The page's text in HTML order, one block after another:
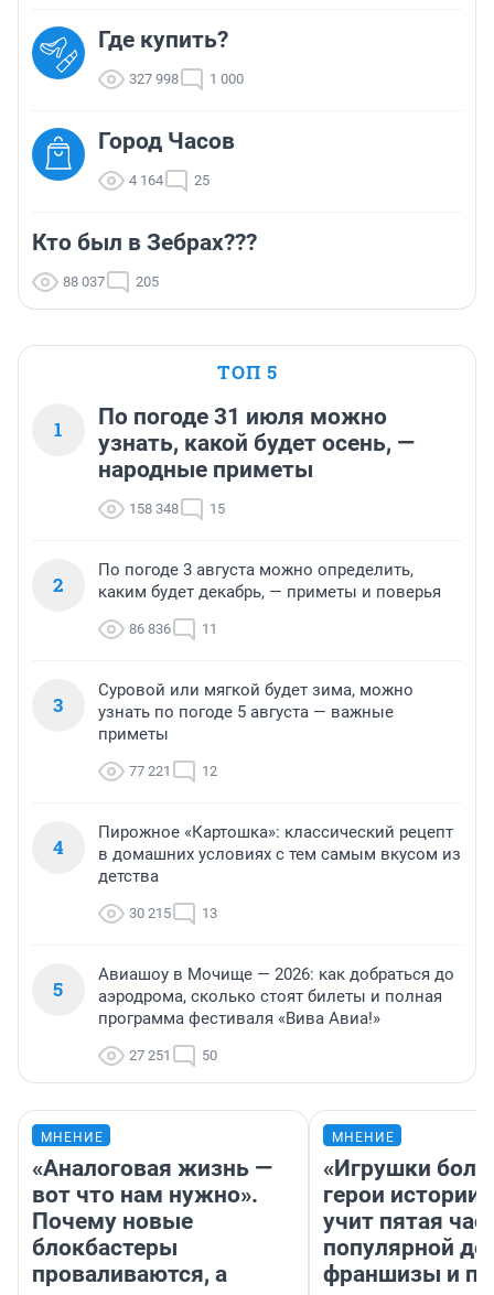
Где купить?
327 998 1 000
Город Часов
4 164 25
Кто был в Зебрах???
88 037 205
ТОП 5
1
По погоде 31 июля можно
узнать, какой будет осень, —
народные приметы
158 348 15
2
По погоде 3 августа можно определить,
каким будет декабрь, — приметы и поверья
86 836 11
3
Суровой или мягкой будет зима, можно
узнать по погоде 5 августа — важные
приметы
77 221 12
4
Пирожное «Картошка»: классический рецепт
в домашних условиях с тем самым вкусом из
детства
30 215 13
5
Авиашоу в Мочище — 2026: как добраться до
аэродрома, сколько стоят билеты и полная
программа фестиваля «Вива Авиа!»
27 251 50
МНЕНИЕ
«Аналоговая жизнь —
вот что нам нужно».
Почему новые
блокбастеры
проваливаются, а
МНЕНИЕ
«Игрушки
герои
учит пятая
популярной
франшизы и